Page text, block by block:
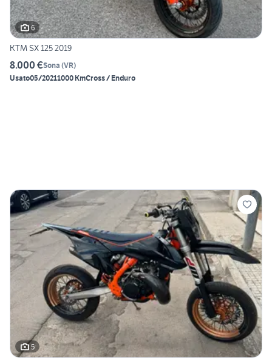
6
KTM SX 125 2019
8.000 €Sona (VR)
Usato05/20211000 KmCross / Enduro
5